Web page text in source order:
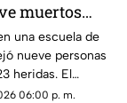
muertos
en una
una escuela de
nueve personas
heridas. El
de 14 años,
06:00 p. m.